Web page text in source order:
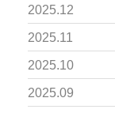
2025.12
2025.11
2025.10
2025.09